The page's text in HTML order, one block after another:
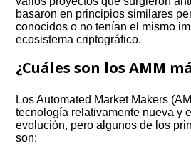
basaron en principios similares
conocidos o no tenían el mismo
ecosistema criptográfico.
¿Cuáles son los AMM
Los Automated Market Makers
tecnología relativamente nueva y
evolución, pero algunos de los
son: